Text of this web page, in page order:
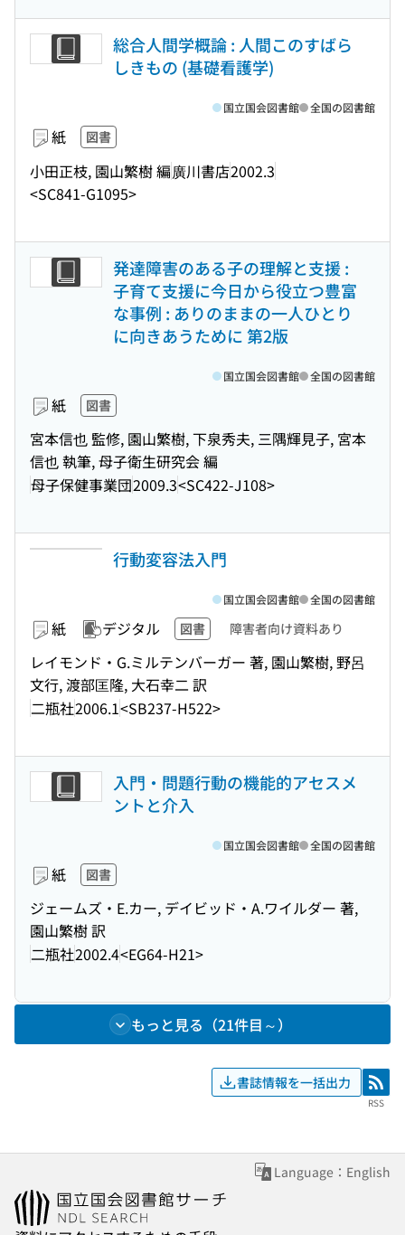
総合人間学概論 : 人間このすばら
しきもの (基礎看護学)
紙 図書
小田正枝, 園山繁樹 編廣川書店2002.3
<SC841-G1095>
国立国会図書館 全国の図書館
発達障害のある子の理解と支援 :
子育て支援に今日から役立つ豊富
な事例 : ありのままの一人ひとり
に向きあうために 第2版
紙 図書
宮本信也 監修, 園山繁樹, 下泉秀夫, 三隅輝見子, 宮本
信也 執筆, 母子衛生研究会 編
母子保健事業団2009.3<SC422-J108>
国立国会図書館 全国の図書館
行動変容法入門
紙 デジタル 図書 障害者向け資料あり
レイモンド・G.ミルテンバーガー 著, 園山繁樹, 野呂
文行, 渡部匡隆, 大石幸二 訳
二瓶社2006.1<SB237-H522>
国立国会図書館 全国の図書館
入門・問題行動の機能的アセスメ
ントと介入
紙 図書
ジェームズ・E.カー, デイビッド・A.ワイルダー 著,
園山繁樹 訳
二瓶社2002.4<EG64-H21>
国立国会図書館 全国の図書館
もっと見る（21件目～）
書誌情報を一括出力 RSS
RSS
Language：English